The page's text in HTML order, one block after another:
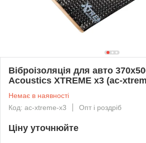
Віброізоляція для авто
Acoustics XTREME х3 (ac-
Немає в наявності
Код: ac-xtreme-x3
Опт і роздріб
Ціну уточнюйте